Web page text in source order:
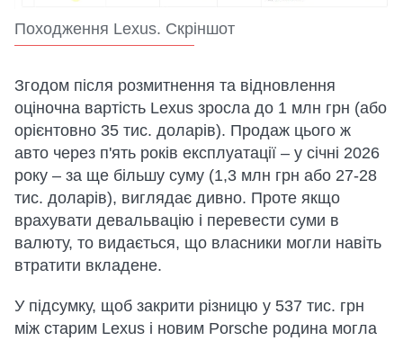
Походження Lexus. Скріншот
Згодом після розмитнення та відновлення
оціночна вартість Lexus зросла до 1 млн грн (або
орієнтовно 35 тис. доларів). Продаж цього ж
авто через п'ять років експлуатації – у січні 2026
року – за ще більшу суму (1,3 млн грн або 27-28
тис. доларів), виглядає дивно. Проте якщо
врахувати девальвацію і перевести суми в
валюту, то видається, що власники могли навіть
втратити вкладене.
У підсумку, щоб закрити різницю у 537 тис. грн
між старим Lexus і новим Porsche родина могла